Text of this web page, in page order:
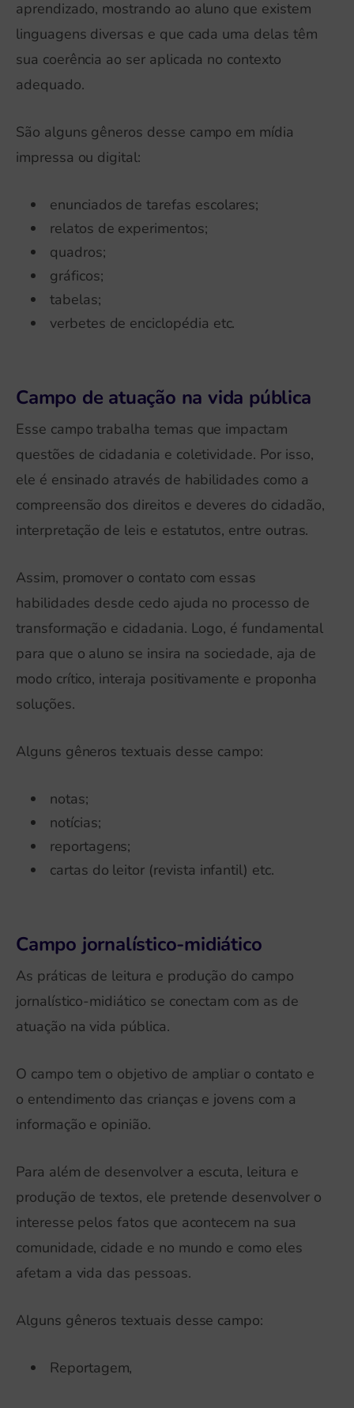
aprendizado, mostrando ao aluno que existem
linguagens diversas e que cada uma delas têm
sua coerência ao ser aplicada no contexto
adequado.
São alguns gêneros desse campo em mídia
impressa ou digital:
enunciados de tarefas escolares;
relatos de experimentos;
quadros;
gráficos;
tabelas;
verbetes de enciclopédia etc.
Campo de atuação na vida pública
Esse campo trabalha temas que impactam
questões de cidadania e coletividade. Por isso,
ele é ensinado através de habilidades como a
compreensão dos direitos e deveres do cidadão,
interpretação de leis e estatutos, entre outras.
Assim, promover o contato com essas
habilidades desde cedo ajuda no processo de
transformação e cidadania. Logo, é fundamental
para que o aluno se insira na sociedade, aja de
modo crítico, interaja positivamente e proponha
soluções.
Alguns gêneros textuais desse campo:
notas;
notícias;
reportagens;
cartas do leitor (revista infantil) etc.
Campo jornalístico-midiático
As práticas de leitura e produção do campo
jornalístico-midiático se conectam com as de
atuação na vida pública.
O campo tem o objetivo de ampliar o contato e
o entendimento das crianças e jovens com a
informação e opinião.
Para além de desenvolver a escuta, leitura e
produção de textos, ele pretende desenvolver o
interesse pelos fatos que acontecem na sua
comunidade, cidade e no mundo e como eles
afetam a vida das pessoas.
Alguns gêneros textuais desse campo:
Reportagem,